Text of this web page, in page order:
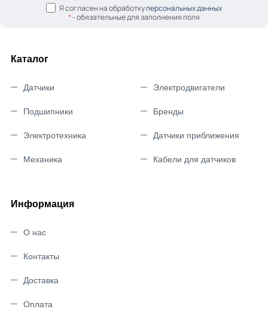
Я согласен на обработкуперсональных данных
*- обязательные для заполнения поля
Каталог
Датчики
Подшипники
Электротехника
Механика
Электродвигатели
Бренды
Датчики приближения
Кабели для датчиков
Информация
О нас
Контакты
Доставка
Оплата